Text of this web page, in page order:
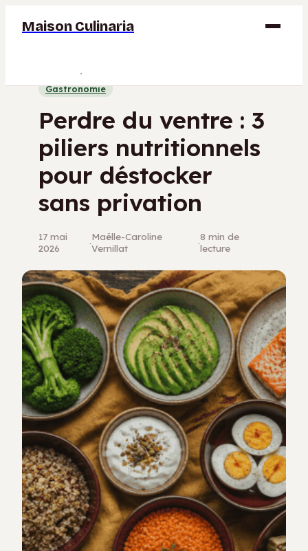
Maison Culinaria
Gastronomie
Jardinage
Bricolage
Gastronomie
Perdre du ventre : 3
piliers nutritionnels
pour déstocker
sans privation
17 mai
2026
·Maëlle-Caroline
Vernillat
·8 min de
lecture